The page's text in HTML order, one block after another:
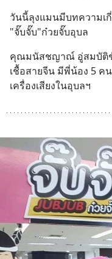
วันนี้ลุงแมนมีบทความเ
"จั๊บจั๊บ"ก๋วยจั๊บอุบล
คุณมนัสชญาณ์ อู่สมบัติชั
เชื้อสายจีน มีพี่น้อง 5 ค
เครื่องเสียงในอุบลฯ